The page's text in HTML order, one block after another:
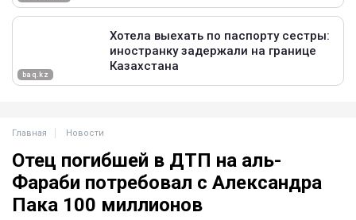
Главная Новости
Отец погибшей в ДТП на аль-
Фараби потребовал с Александра
Пака 100 миллионов